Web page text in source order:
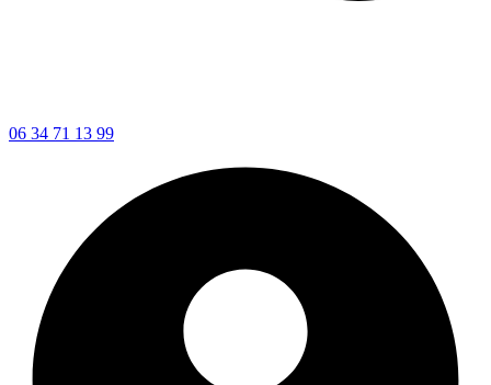
06 34 71 13 99